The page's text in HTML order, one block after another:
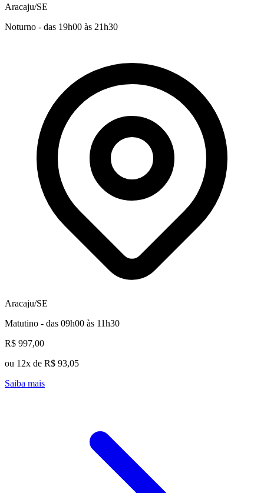
Aracaju/SE
Noturno - das 19h00 às 21h30
Aracaju/SE
Matutino - das 09h00 às 11h30
R$ 997,00
ou 12x de R$ 93,05
Saiba mais